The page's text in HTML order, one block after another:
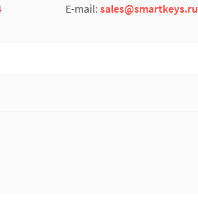
E-mail: sales@smartkeys.ru